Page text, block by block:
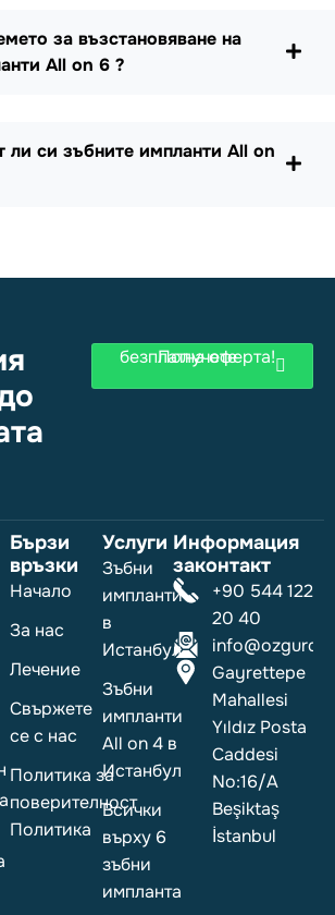
за възстановяване на
All on 6 ?
ли си зъбните импланти All on
Получете безплатна оферта!
Бързи
връзки
Начало
За нас
Лечение
Свържете
се с нас
Политика за
поверителност
Политика
Услуги
Зъбни
импланти
в
Истанбул
Зъбни
импланти
All on 4 в
Истанбул
Всички
върху 6
зъбни
импланта
Информация
законтакт
+90 544 122
20 40
Gayrettepe
Mahallesi
Yıldız Posta
Caddesi
No:16/A
Beşiktaş
İstanbul